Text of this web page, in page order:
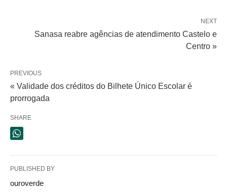
NEXT
Sanasa reabre agências de atendimento Castelo e
Centro »
PREVIOUS
« Validade dos créditos do Bilhete Único Escolar é
prorrogada
SHARE
PUBLISHED BY
ouroverde